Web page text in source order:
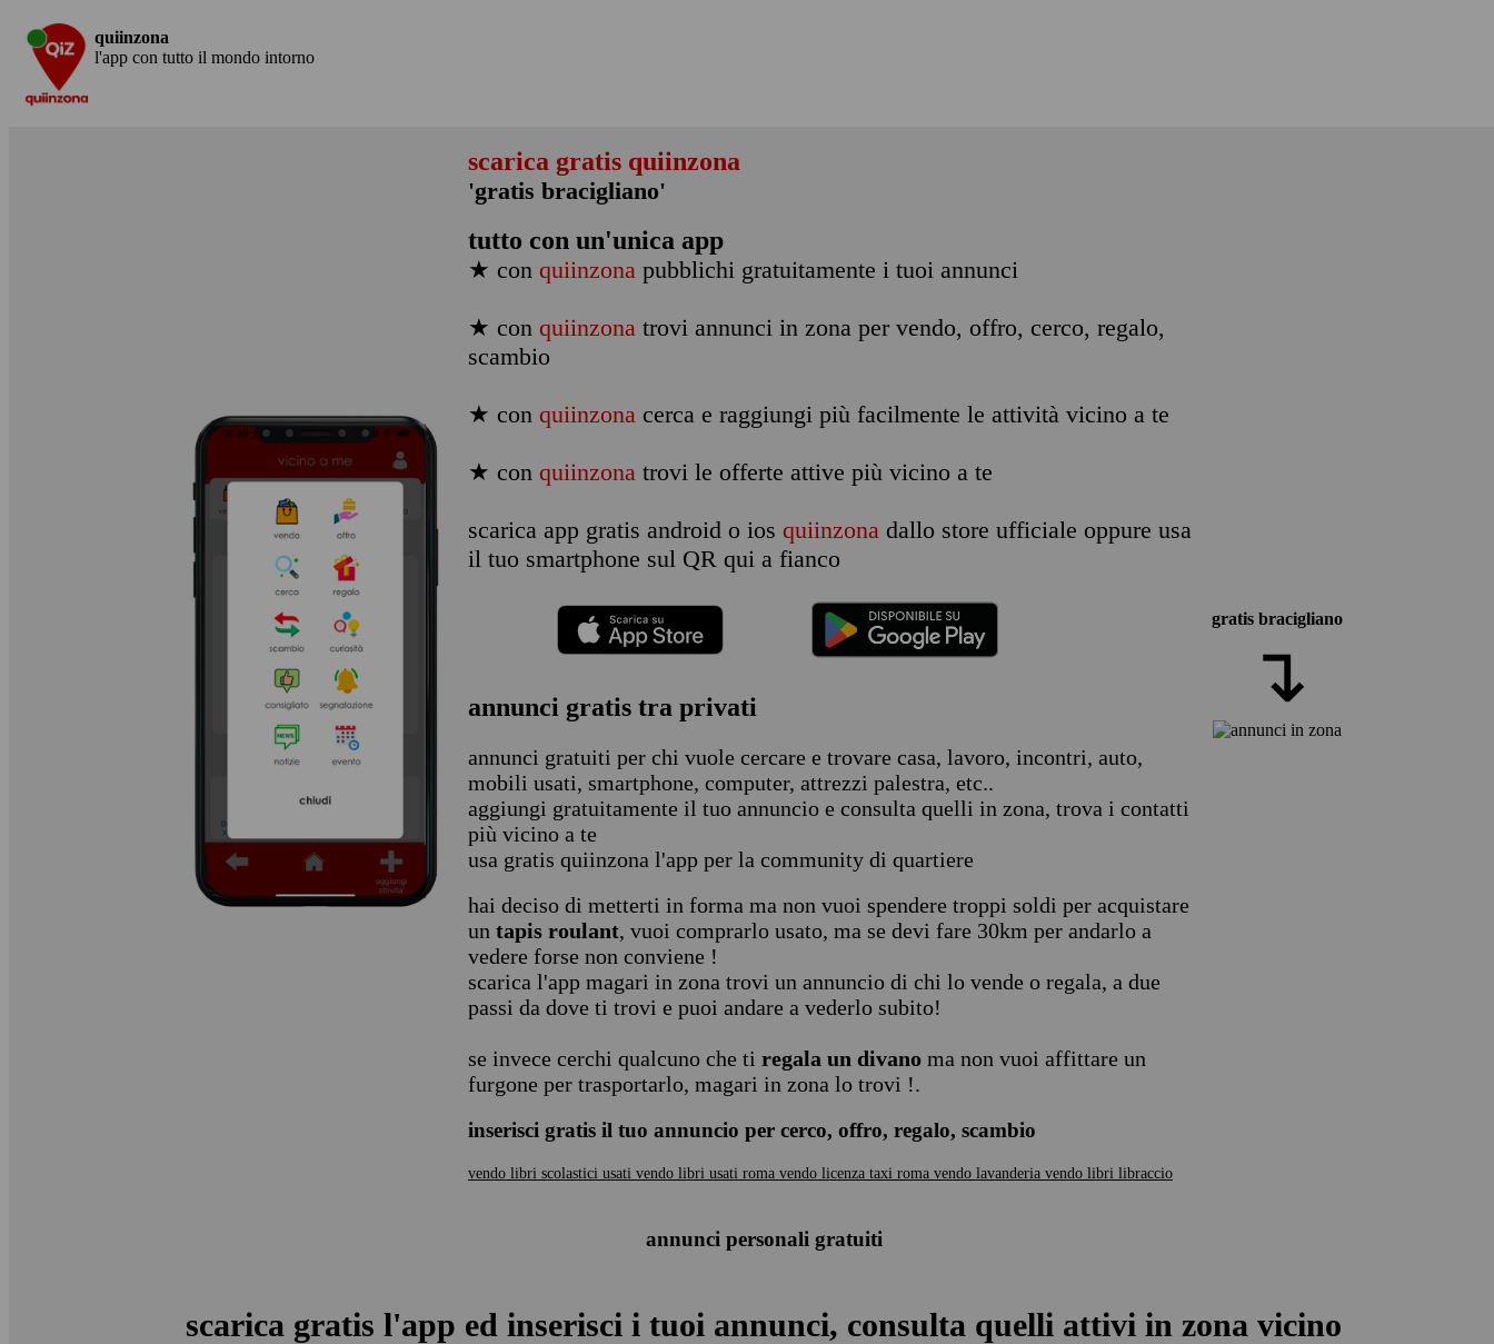
quiinzona
l'app con tutto il mondo intorno
scarica gratis quiinzona
'gratis bracigliano'
tutto con un'unica app
★ con quiinzona pubblichi gratuitamente i tuoi annunci
★ con quiinzona trovi annunci in zona per vendo, offro, cerco, regalo,
scambio
★ con quiinzona cerca e raggiungi più facilmente le attività vicino a te
★ con quiinzona trovi le offerte attive più vicino a te
scarica app gratis android o ios quiinzona dallo store ufficiale oppure usa
il tuo smartphone sul QR qui a fianco
annunci gratis tra privati
annunci gratuiti per chi vuole cercare e trovare casa, lavoro, incontri, auto,
mobili usati, smartphone, computer, attrezzi palestra, etc..
aggiungi gratuitamente il tuo annuncio e consulta quelli in zona, trova i contatti
più vicino a te
usa gratis quiinzona l'app per la community di quartiere
hai deciso di metterti in forma ma non vuoi spendere troppi soldi per acquistare
un tapis roulant, vuoi comprarlo usato, ma se devi fare 30km per andarlo a
vedere forse non conviene !
scarica l'app magari in zona trovi un annuncio di chi lo vende o regala, a due
passi da dove ti trovi e puoi andare a vederlo subito!
se invece cerchi qualcuno che ti regala un divano ma non vuoi affittare un
furgone per trasportarlo, magari in zona lo trovi !.
inserisci gratis il tuo annuncio per cerco, offro, regalo, scambio
vendo libri scolastici usati vendo libri usati roma vendo licenza taxi roma vendo lavanderia vendo libri libraccio
gratis bracigliano
↴
annunci personali gratuiti
scarica gratis l'app ed inserisci i tuoi annunci, consulta quelli attivi in zona vicino